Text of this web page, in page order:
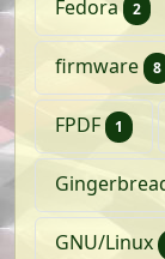
Fedora 2
firmware 8
FPDF 1
GNU/Linux